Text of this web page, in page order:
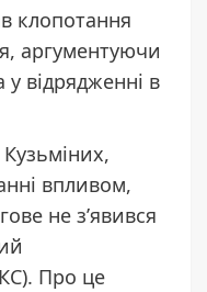
клопотання
аргументуючи
відрядженні в
впливом,
не з’явився
Про це